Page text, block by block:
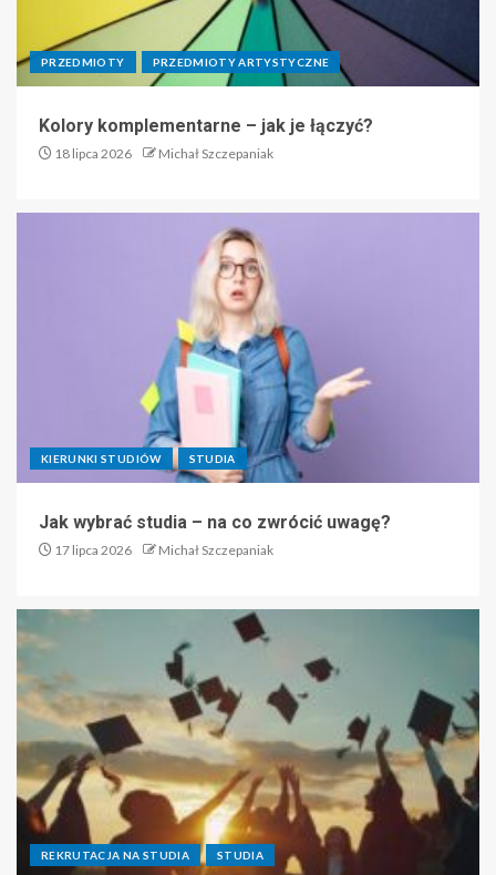
PRZEDMIOTY PRZEDMIOTY ARTYSTYCZNE
Kolory komplementarne – jak je łączyć?
18 lipca 2026 Michał Szczepaniak
KIERUNKI STUDIÓW STUDIA
Jak wybrać studia – na co zwrócić uwagę?
17 lipca 2026 Michał Szczepaniak
REKRUTACJA NA STUDIA STUDIA